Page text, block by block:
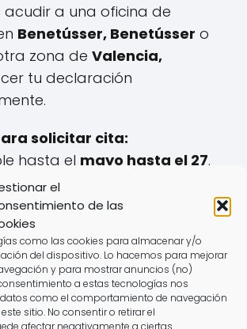
el
de las
como las cookies para almacenar y/o
del dispositivo. Lo hacemos para mejorar
y para mostrar anuncios (no)
a estas tecnologías nos
como el comportamiento de navegación
sitio. No consentir o retirar el
afectar negativamente a ciertas
acudir a una oficina de
Benetússer, Benetússer o
zona de Valencia,
tu declaración
solicitar cita:
hasta el mayo hasta el 27.
a través de la web o
laAgencia Tributaria
aportar documentación
limitados.